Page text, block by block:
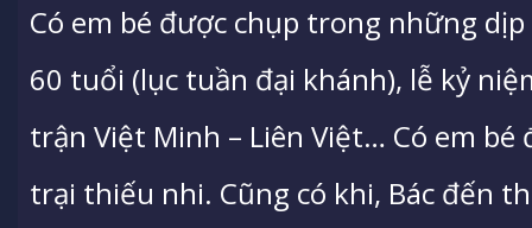
Có em bé được chụp trong những
60 tuổi (lục tuần đại khánh), lễ kỷ
trận Việt Minh – Liên Việt… Có em
trại thiếu nhi. Cũng có khi, Bác đến